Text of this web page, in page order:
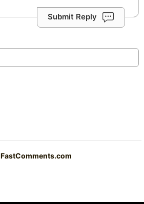
Submit Reply
FastComments.com